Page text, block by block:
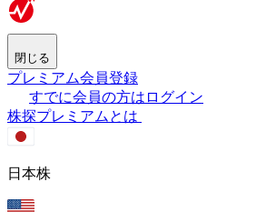
閉じる
プレミアム会員登録
すでに会員の方はログイン
株探プレミアムとは
日本株